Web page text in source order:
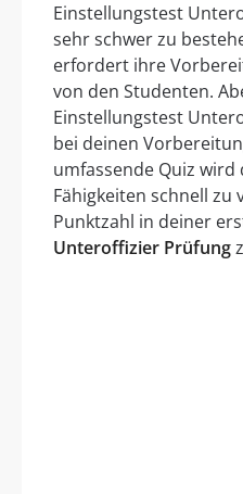
Einstellungstest
sehr schwer zu
erfordert ihre
von den Studenten.
Einstellungstest
bei deinen
umfassende Quiz
Fähigkeiten schnell
Punktzahl in deiner
Unteroffizier Prüfung